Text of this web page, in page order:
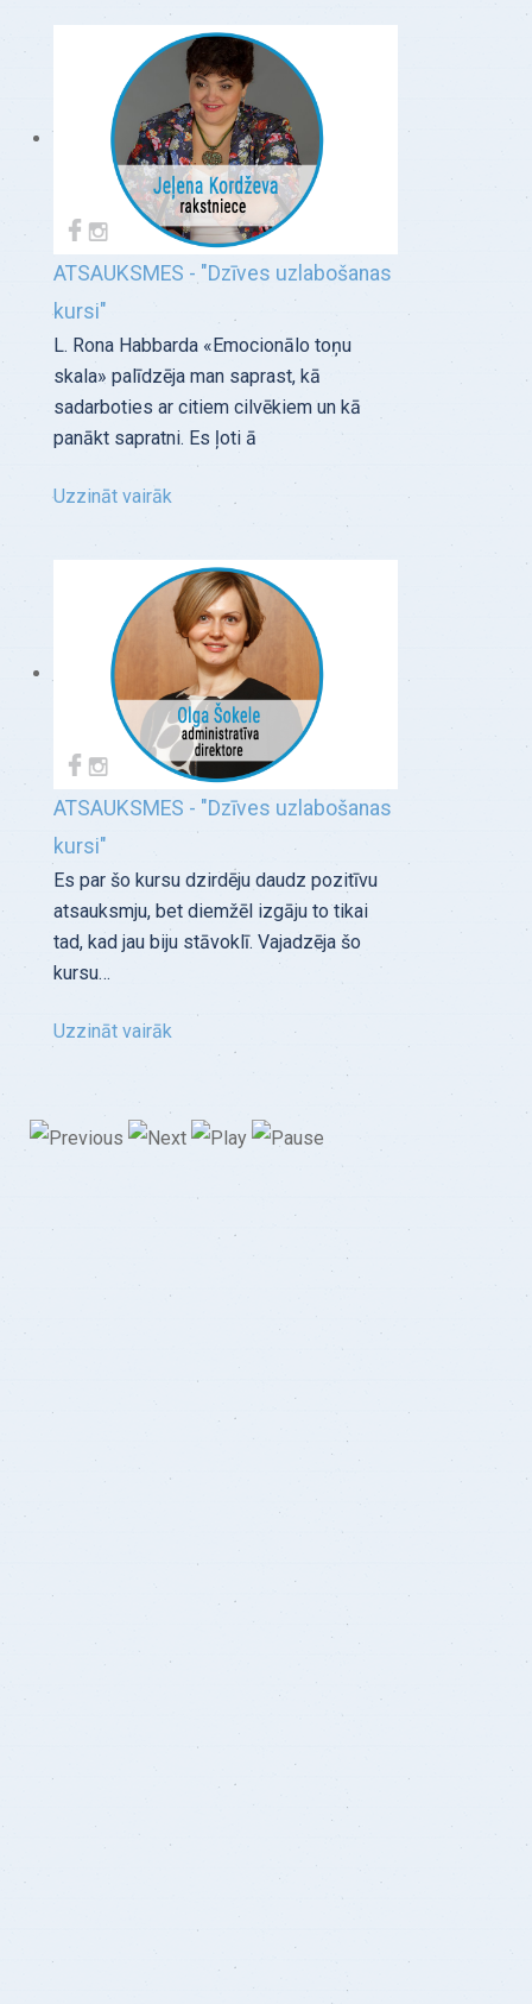
ATSAUKSMES - "Dzīves uzlabošanas
kursi"
L. Rona Habbarda «Emocionālo toņu
skala» palīdzēja man saprast, kā
sadarboties ar citiem cilvēkiem un kā
panākt sapratni. Es ļoti ā
Uzzināt vairāk
ATSAUKSMES - "Dzīves uzlabošanas
kursi"
Es par šo kursu dzirdēju daudz pozitīvu
atsauksmju, bet diemžēl izgāju to tikai
tad, kad jau biju stāvoklī. Vajadzēja šo
kursu…
Uzzināt vairāk